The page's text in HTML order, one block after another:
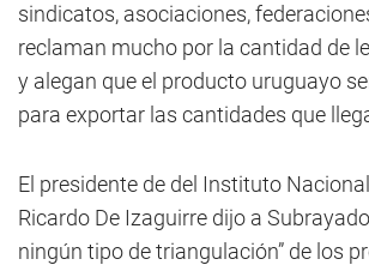
sindicatos, asociaciones,
reclaman mucho por la cantidad de
y alegan que el producto uruguayo
para exportar las cantidades que
El presidente de del Instituto
Ricardo De Izaguirre dijo a
ningún tipo de triangulación” de los